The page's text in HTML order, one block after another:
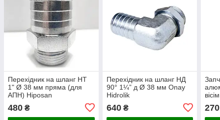
Перехідник на шланг НТ
1" Ø 38 мм пряма (для
АПН) Hiposan
480 ₴
Перехідник на шланг НД
90° 1¼” д Ø 38 мм Onay
Hidrolik
640₴ 270